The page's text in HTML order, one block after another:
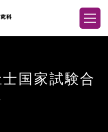
国家試験合